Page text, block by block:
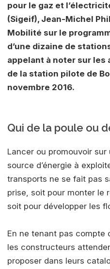
pour le gaz et
(Sigeif), Jean-Michel
Mobilité sur le
d’une dizaine de
appelant à noter sur les
de la station pilote de
novembre 2016.
Qui de la poule ou
Lancer ou promouvoir
source d’énergie à
transports ne se fait pas
prise, soit pour monter le
soit pour développer les
En ne tenant pas compte
les constructeurs
proposer dans leurs